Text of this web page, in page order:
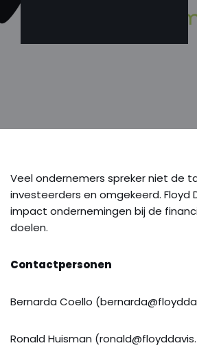
Veel ondernemers spreker niet de
investeerders en omgekeerd. Floyd
impact ondernemingen bij de
doelen.
Contactpersonen
Bernarda Coello
Ronald Huisman